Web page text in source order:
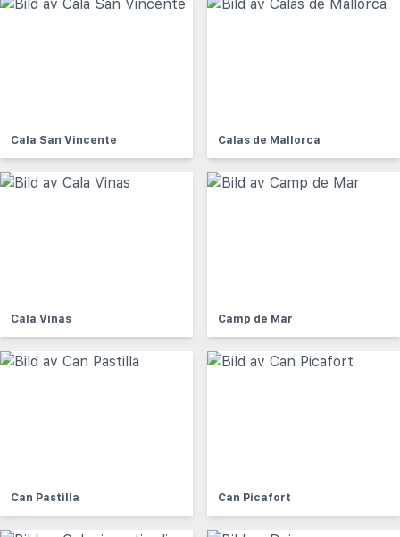
Cala San Vincente Calas de Mallorca
Cala Vinas Camp de Mar
Can Pastilla Can Picafort